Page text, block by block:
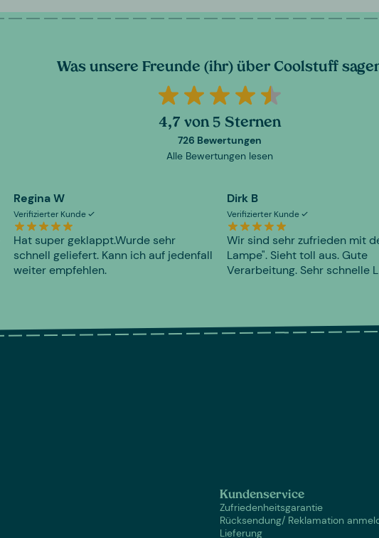
Was unsere Freunde (ihr) über Coolstuff
4,7 von 5 Sternen
726 Bewertungen
Alle Bewertungen lesen
Regina W
Verifizierter Kunde
Hat super geklappt.Wurde sehr
schnell geliefert. Kann ich auf jedenfall
weiter empfehlen.
Dirk B
Verifizierter Kunde
Wir sind sehr zufrieden mit
Lampe". Sieht toll aus. Gute
Verarbeitung. Sehr schnelle
Kundenservice
Zufriedenheitsgarantie
Rücksendung/ Reklamation
Lieferung